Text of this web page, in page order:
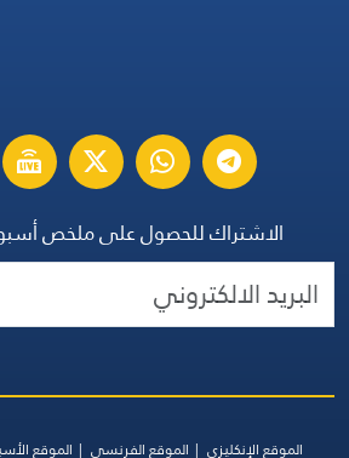
الاشتراك للحصول على ملخص
الموقع الإنكليزي الموقع الفرنسي الموقع